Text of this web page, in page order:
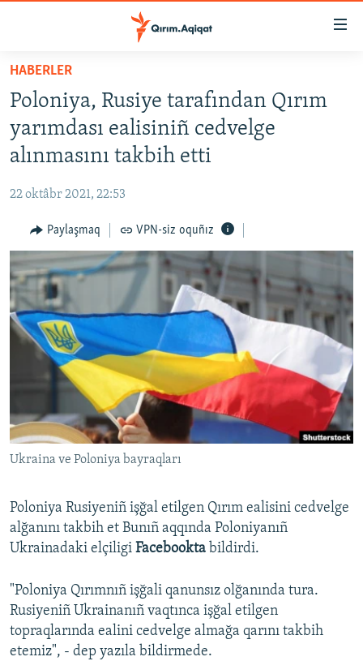
Esas
qaytmaq
Baş
navigatsiyağa
qaytmaq
Qıdıruvğa
HABERLER
İQTİSADİYAT
MEDENİYET
İNSAN AQLARI
VİDEO
SÜRET
BLOGLAR
FİKİR
Українською
QOŞULIÑIZ!
RFE/RS bütün saytları
HABERLER
Poloniya, Rusiye tarafından Qırım
yarımdası ealisiniñ cedvelge
alınmasını takbih etti
22 oktâbr 2021, 22:53
Paylaşmaq VPN-siz oquñız
Ukraina ve Poloniya bayraqları
Poloniya Rusiyeniñ işğal etilgen Qırım ealisini cedvelge
alğanını takbih et Bunıñ aqqında Poloniyanıñ
Ukrainadaki elçiligi Facebookta bildirdi.
"Poloniya Qırımnıñ işğali qanunsız olğanında tura.
Rusiyeniñ Ukrainanıñ vaqtınca işğal etilgen
topraqlarında ealini cedvelge almağa qarını takbih
etemiz", - dep yazıla bildirmede.